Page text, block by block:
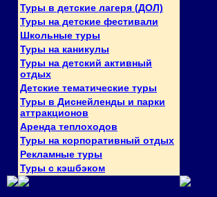
Туры в детские лагеря (ДОЛ)
Туры на детские фестивали
Школьные туры
Туры на каникулы
Туры на детский активный
отдых
Детские тематические туры
Туры в Диснейленды и парки
аттракционов
Аренда теплоходов
Туры на корпоративный отдых
Рекламные туры
Туры с кэшбэком